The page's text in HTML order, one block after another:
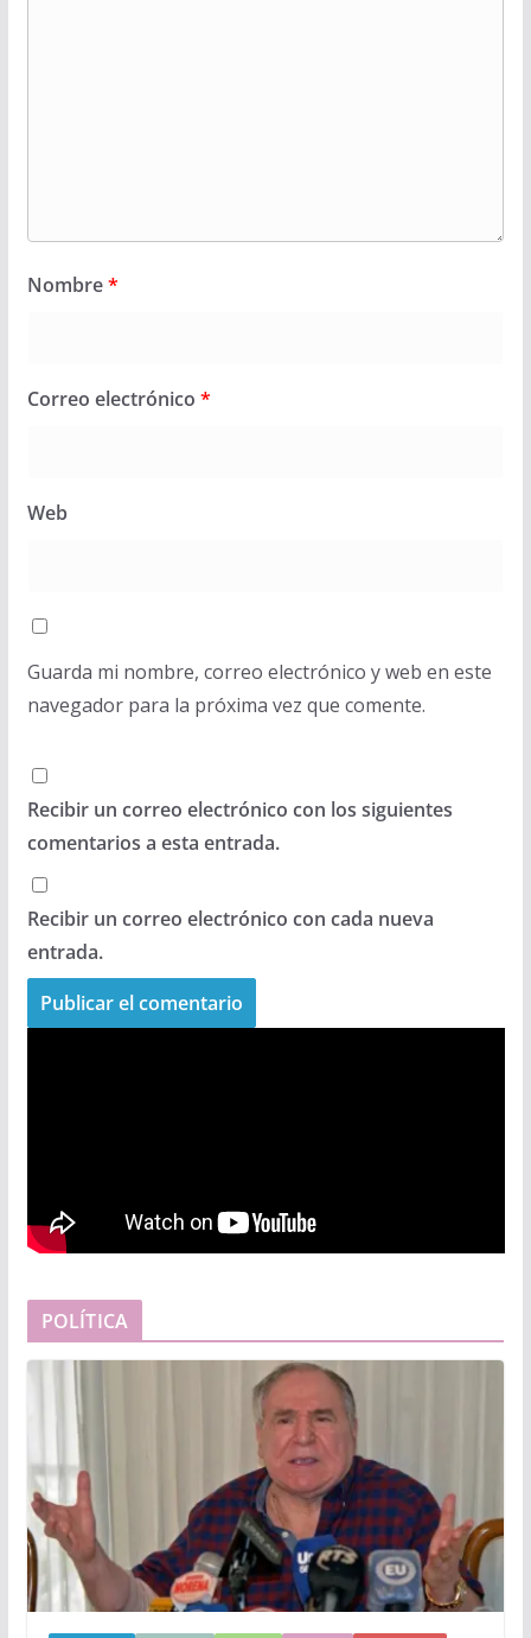
Nombre*
Correo electrónico *
Web
Guarda mi nombre, correo electrónico y web en este
navegador para la próxima vez que comente.
Recibir un correo electrónico con los siguientes
comentarios a esta entrada.
Recibir un correo electrónico con cada nueva
entrada.
POLÍTICA